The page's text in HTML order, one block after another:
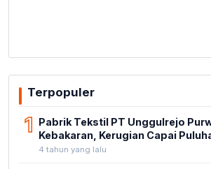
Terpopuler
1 Pabrik Tekstil PT Unggulrejo
Kebakaran, Kerugian Capai
4 tahun yang lalu